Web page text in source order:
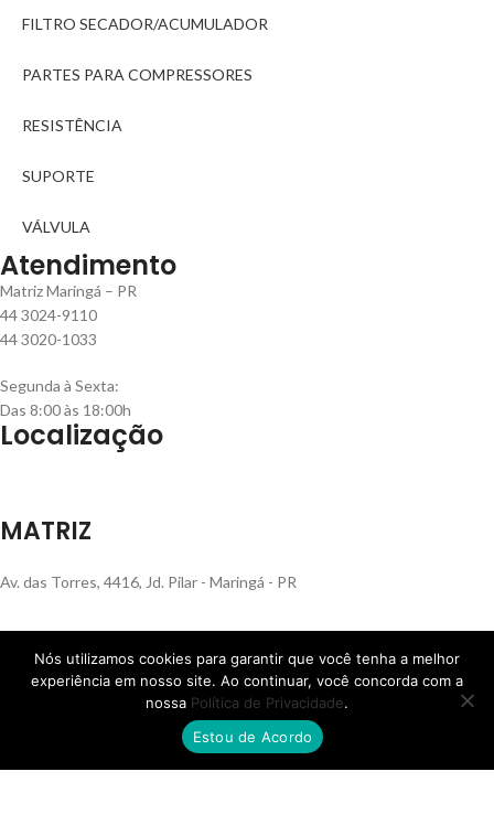
FILTRO SECADOR/ACUMULADOR
PARTES PARA COMPRESSORES
RESISTÊNCIA
SUPORTE
VÁLVULA
Atendimento
Matriz Maringá – PR
44 3024-9110
44 3020-1033
Segunda à Sexta:
Das 8:00 às 18:00h
Localização
MATRIZ
Av. das Torres, 4416, Jd. Pilar - Maringá - PR
FILIAL RS
Rua Henrique Rech, 560, Bairro Sanvitto - Caxias do Sul - RS
Nós utilizamos cookies para garantir que você tenha a melhor
experiência em nosso site. Ao continuar, você concorda com a
nossa Política de Privacidade.
Estou de Acordo